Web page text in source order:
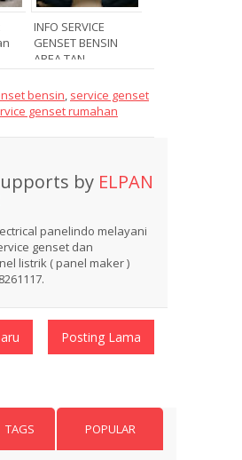
INFO SERVICE
GENSET BENSIN
AREA TAN...
bensin, service genset
genset rumahan
by ELPAN
panelindo melayani
genset dan
listrik ( panel maker )
Posting Lama
TAGS POPULAR